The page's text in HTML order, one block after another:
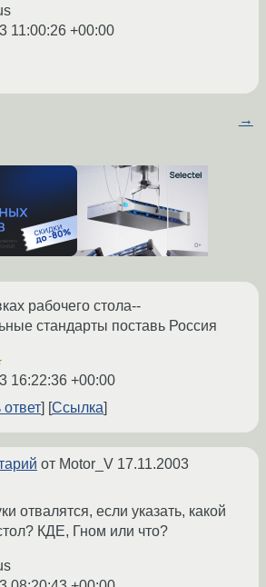
11:00:26 +00:00
→
рабочего стола--
стандарты поставь Россия
16:22:36 +00:00
ответ
Ссылка
от Motor_V 17.11.2003
отвалятся, если указать, какой
КДЕ, Гном или что?